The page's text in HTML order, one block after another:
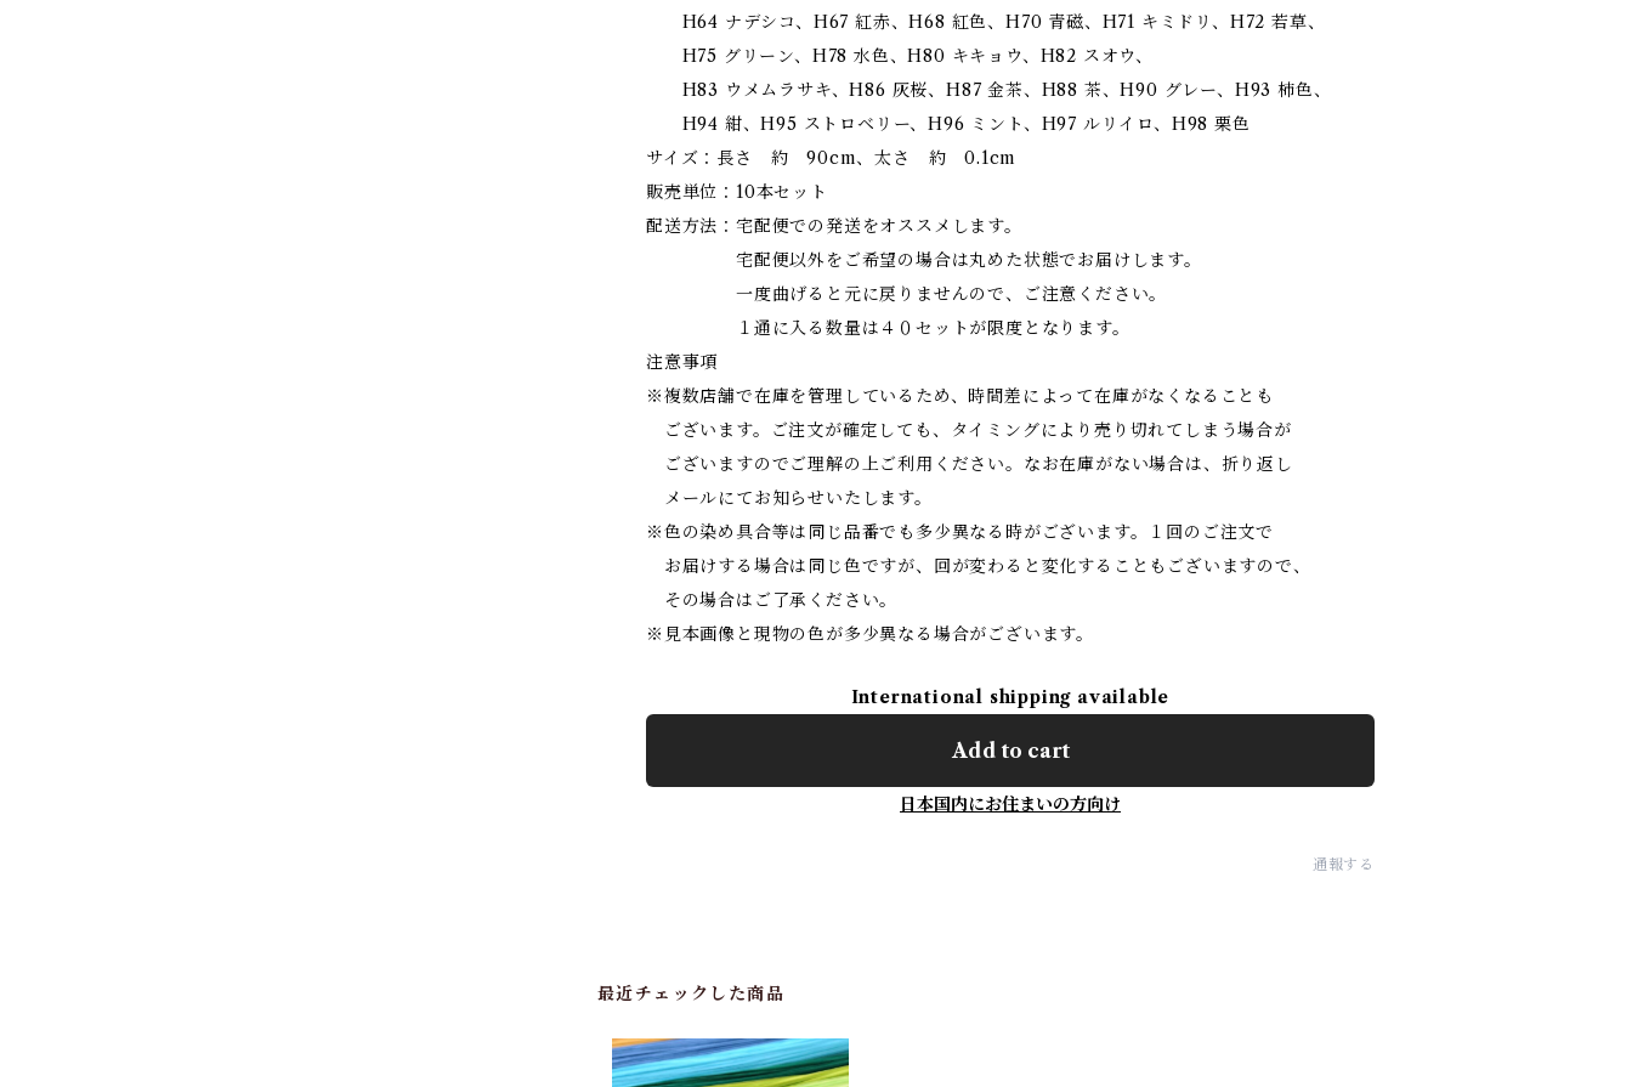
H64 ナデシコ、H67 紅赤、H68 紅色、H70 青磁、H71 キミドリ、H72 若草、
H75 グリーン、H78 水色、H80 キキョウ、H82 スオウ、
H83 ウメムラサキ、H86 灰桜、H87 金茶、H88 茶、H90 グレー、H93 柿色、
H94 紺、H95 ストロベリー、H96 ミント、H97 ルリイロ、H98 栗色
サイズ：長さ 約 90cm、太さ 約 0.1cm
販売単位：10本セット
配送方法：宅配便での発送をオススメします。
宅配便以外をご希望の場合は丸めた状態でお届けします。
一度曲げると元に戻りませんので、ご注意ください。
１通に入る数量は４０セットが限度となります。
注意事項
※複数店舗で在庫を管理しているため、時間差によって在庫がなくなることも
ございます。ご注文が確定しても、タイミングにより売り切れてしまう場合が
ございますのでご理解の上ご利用ください。なお在庫がない場合は、折り返し
メールにてお知らせいたします。
※色の染め具合等は同じ品番でも多少異なる時がございます。１回のご注文で
お届けする場合は同じ色ですが、回が変わると変化することもございますので、
その場合はご了承ください。
※見本画像と現物の色が多少異なる場合がございます。
International shipping available
Add to cart
日本国内にお住まいの方向け
通報する
最近チェックした商品